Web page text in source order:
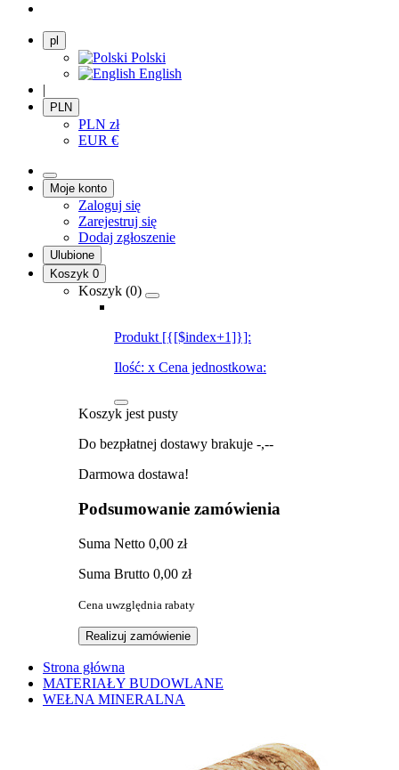
pl
Polski
English
|
PLN
PLN zł
EUR €
Moje konto
Zaloguj się
Zarejestruj się
Dodaj zgłoszenie
Ulubione
Koszyk 0
Koszyk (0)
Produkt [{[$index+1]}]:
Ilość: x Cena jednostkowa:
Koszyk jest pusty
Do bezpłatnej dostawy brakuje -,--
Darmowa dostawa!
Podsumowanie zamówienia
Suma Netto 0,00 zł
Suma Brutto 0,00 zł
Cena uwzględnia rabaty
Realizuj zamówienie
Strona główna
MATERIAŁY BUDOWLANE
WEŁNA MINERALNA